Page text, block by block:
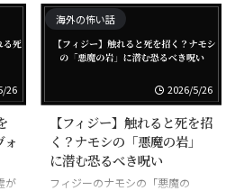
26
が
海外の怖い話
2026/5/26
【フィジー】触れると死を招
く？ナモシの「悪魔の岩」
に潜む恐るべき呪い
フィジーのナモシの「悪魔の